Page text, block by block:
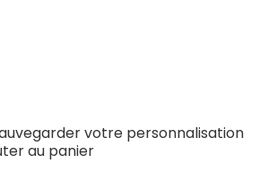
votre personnalisation
au panier